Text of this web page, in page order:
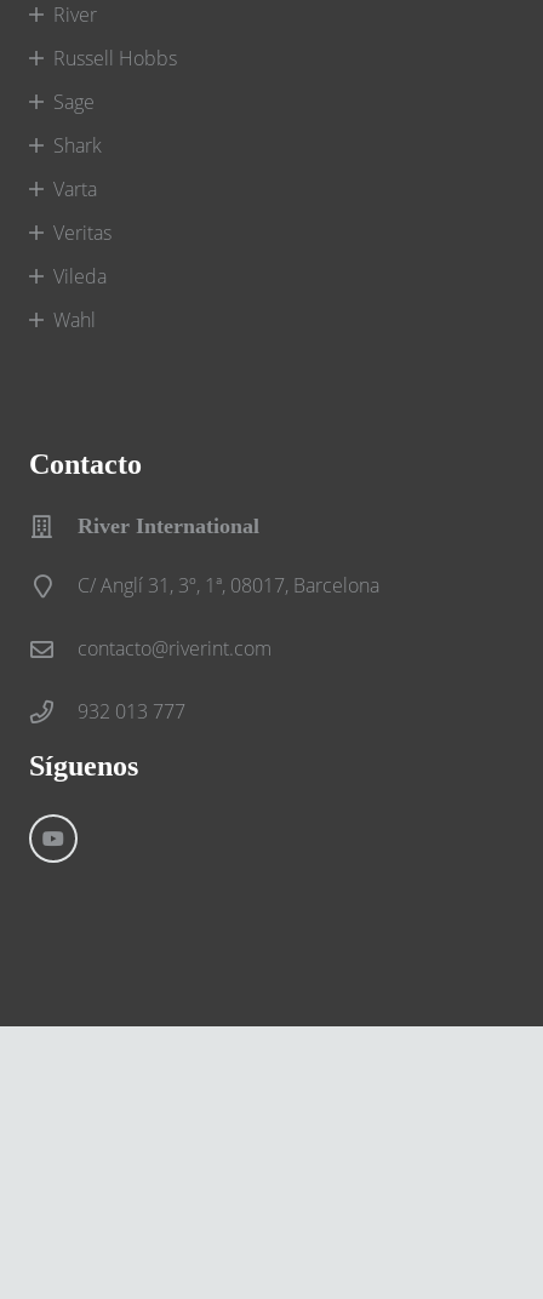
River
Russell Hobbs
Sage
Shark
Varta
Veritas
Vileda
Wahl
Contacto
River International
C/ Anglí 31, 3º, 1ª, 08017, Barcelona
contacto@riverint.com
932 013 777
Síguenos